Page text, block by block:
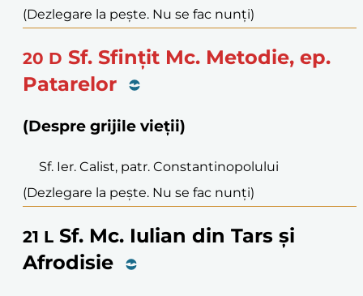
(Dezlegare la pește. Nu se fac nunți)
20 D Sf. Sfințit Mc. Metodie, ep.
Patarelor
(Despre grijile vieții)
Sf. Ier. Calist, patr. Constantinopolului
(Dezlegare la pește. Nu se fac nunți)
21 L Sf. Mc. Iulian din Tars și
Afrodisie